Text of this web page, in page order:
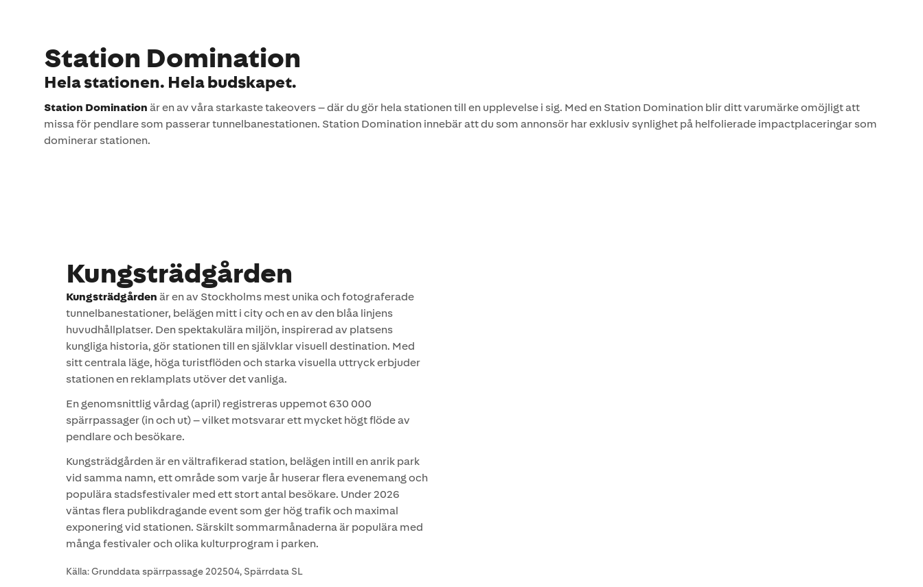
Station Domination
Hela stationen. Hela budskapet.
Station Domination är en av våra starkaste takeovers – där du gör hela stationen till en upplevelse i sig. Med en Station Domination blir ditt varumärke omöjligt att
missa för pendlare som passerar tunnelbanestationen. Station Domination innebär att du som annonsör har exklusiv synlighet på helfolierade impactplaceringar som
dominerar stationen.
Kungsträdgården
Kungsträdgården är en av Stockholms mest unika och fotograferade
tunnelbanestationer, belägen mitt i city och en av den blåa linjens
huvudhållplatser. Den spektakulära miljön, inspirerad av platsens
kungliga historia, gör stationen till en självklar visuell destination. Med
sitt centrala läge, höga turistflöden och starka visuella uttryck erbjuder
stationen en reklamplats utöver det vanliga.
En genomsnittlig vårdag (april) registreras uppemot 630 000
spärrpassager (in och ut) – vilket motsvarar ett mycket högt flöde av
pendlare och besökare.
Kungsträdgården är en vältrafikerad station, belägen intill en anrik park
vid samma namn, ett område som varje år huserar flera evenemang och
populära stadsfestivaler med ett stort antal besökare. Under 2026
väntas flera publikdragande event som ger hög trafik och maximal
exponering vid stationen. Särskilt sommarmånaderna är populära med
många festivaler och olika kulturprogram i parken.
Källa: Grunddata spärrpassage 202504, Spärrdata SL